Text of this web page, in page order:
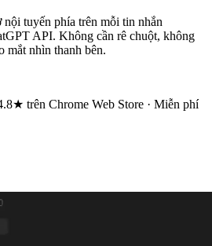
tuyến phía trên mỗi tin nhắn
API. Không cần rê chuột, không
mắt nhìn thanh bên.
trên Chrome Web Store · Miễn phí